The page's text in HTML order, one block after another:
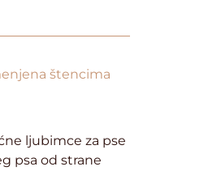
štencima
ljubimce za pse
psa od strane